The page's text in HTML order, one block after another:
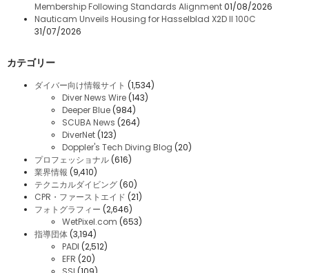
Membership Following Standards Alignment01/08/2026
Nauticam Unveils Housing for Hasselblad X2D II 100C
31/07/2026
カテゴリー
ダイバー向け情報サイト (1,534)
Diver News Wire (143)
Deeper Blue (984)
SCUBA News (264)
DiverNet (123)
Doppler's Tech Diving Blog (20)
プロフェッショナル (616)
業界情報 (9,410)
テクニカルダイビング (60)
CPR・ファーストエイド (21)
フォトグラフィー (2,646)
WetPixel.com (653)
指導団体 (3,194)
PADI (2,512)
EFR (20)